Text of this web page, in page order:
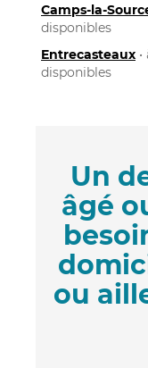
Camps-la-
disponibles
Entrecasteaux
disponibles
Un
âgé
ou